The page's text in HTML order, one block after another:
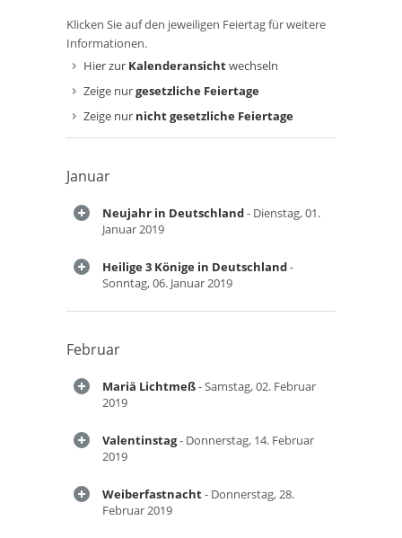
Klicken Sie auf den jeweiligen Feiertag für weitere
Informationen.
Hier zur Kalenderansichtwechseln
Zeige nurgesetzliche Feiertage
Zeige nur nicht gesetzliche Feiertage
Januar
Neujahr in Deutschland- Dienstag, 01.
Januar 2019
Heilige 3 Könige in Deutschland-
Sonntag, 06. Januar 2019
Februar
Mariä Lichtmeß- Samstag, 02. Februar
2019
Valentinstag- Donnerstag, 14. Februar
2019
Weiberfastnacht- Donnerstag, 28.
Februar 2019